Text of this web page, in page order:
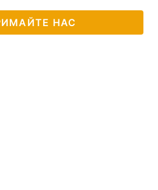
НАС